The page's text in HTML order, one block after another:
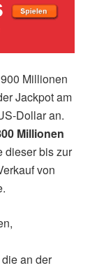
Millionen
Jackpot am
Dollar an.
Millionen
dieser bis zur
von
an der